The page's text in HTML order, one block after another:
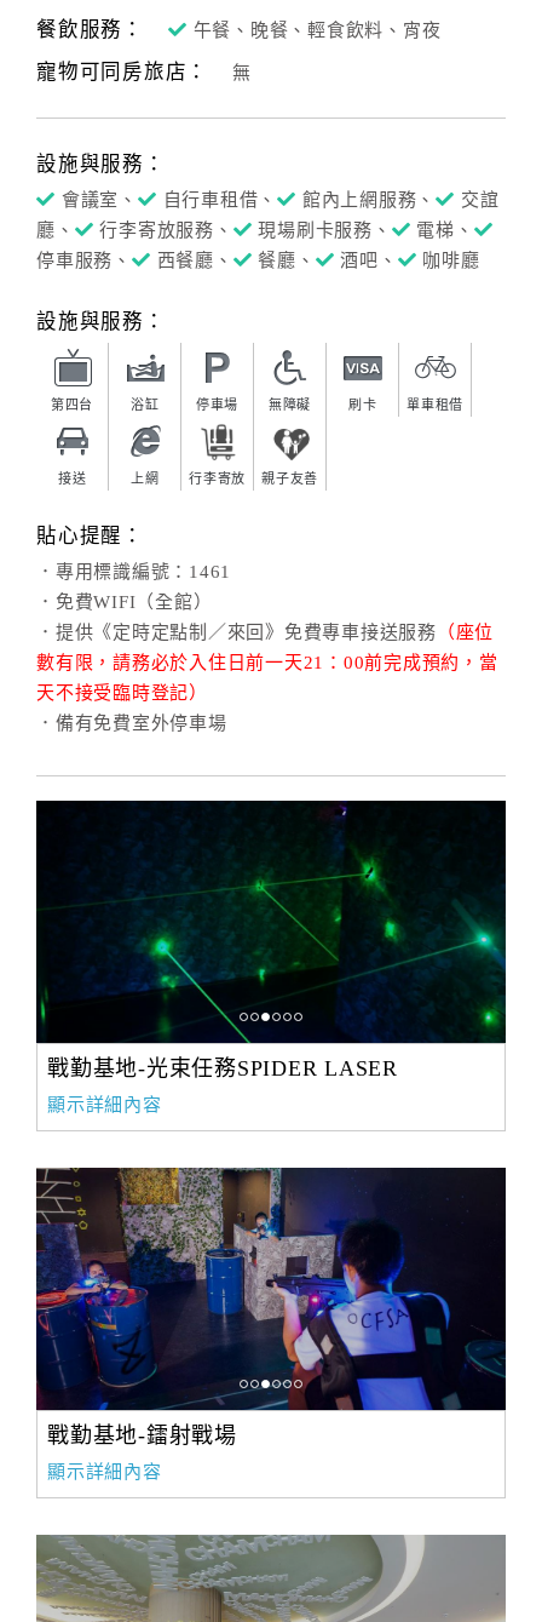
餐飲服務： 午餐、晚餐、輕食飲料、宵夜
寵物可同房旅店： 無
設施與服務：
會議室、 自行車租借、 館內上網服務、
交誼
廳、
行李寄放服務、 現場刷卡服務、
電梯、
停車服務、
西餐廳、 餐廳、 酒吧、 咖啡廳
設施與服務：
第四台 浴缸 停車場 無障礙 刷卡 單車租借
接送 上網 行李寄放 親子友善
貼心提醒：
．專用標識編號：1461
．免費WIFI（全館）
．提供《定時定點制／來回》免費專車接送服務 （座位
數有限，請務必於入住日前一天21：00前完成預約，當
天不接受臨時登記）
．備有免費室外停車場
戰勤基地-光束任務SPIDER LASER
顯示詳細內容
戰勤基地-鐳射戰場
顯示詳細內容